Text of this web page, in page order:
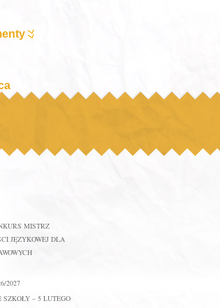
MISTRZ
JĘZYKOWEJ DLA
2027
– 5 LUTEGO